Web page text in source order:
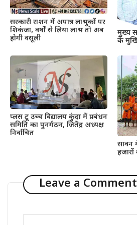
सरकारी राशन में अपात्र लाभुकों पर
शिकंजा, वर्षों से लिया लाभ तो अब
होगी वसूली
मुख्य
के
प्लस टू उच्च विद्यालय कुंदा में प्रबंधन
समिति का पुनर्गठन, जितेंद्र अध्यक्ष
निर्वाचित
सावन
हजारों
Leave a Comment